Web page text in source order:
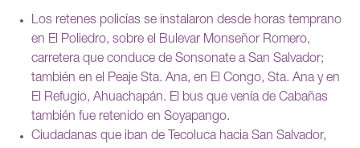
Los retenes policías se instalaron desde horas temprano
en El Poliedro, sobre el Bulevar Monseñor Romero,
carretera que conduce de Sonsonate a San Salvador;
también en el Peaje Sta. Ana, en El Congo, Sta. Ana y en
El Refugio, Ahuachapán. El bus que venía de Cabañas
también fue retenido en Soyapango.
Ciudadanas que iban de Tecoluca hacia San Salvador,